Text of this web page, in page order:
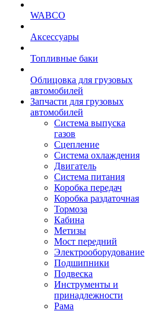
WABCO
Аксессуары
Топливные баки
Облицовка для грузовых
автомобилей
Запчасти для грузовых
автомобилей
Система выпуска
газов
Сцепление
Система охлаждения
Двигатель
Система питания
Коробка передач
Коробка раздаточная
Тормоза
Кабина
Метизы
Мост передний
Электрооборудование
Подшипники
Подвеска
Инструменты и
принадлежности
Рама